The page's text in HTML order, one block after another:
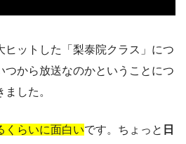
ヒットした「梨泰院クラス」につ
つから放送なのかということにつ
した。
くらいに面白いです。ちょっと 日